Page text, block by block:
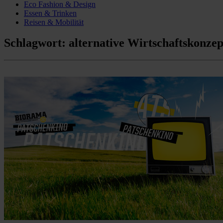
Eco Fashion & Design
Essen & Trinken
Reisen & Mobilität
Schlagwort: alternative